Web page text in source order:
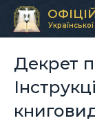
Декрет